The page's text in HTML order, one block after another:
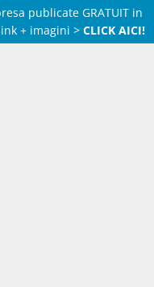
publicate GRATUIT in
+ imagini > CLICK AICI!